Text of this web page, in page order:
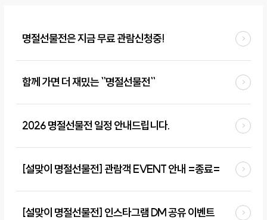
명절선물전은 지금 무료 관람신청중!
함께 가면 더 재밌는 ``명절선물전``
2026 명절선물전 일정 안내드립니다.
[설맞이 명절선물전] 관람객 EVENT 안내 =종료=
[설맞이 명절선물전] 인스타그램 DM 공유 이벤트